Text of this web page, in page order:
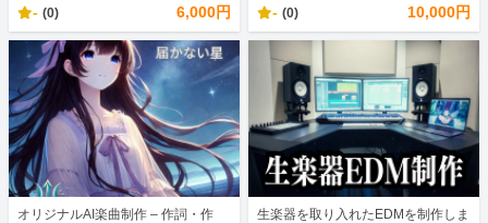
- (0) 6,000円 - (0) 10,000円
オリジナルAI楽曲制作 – 作詞・作
生楽器を取り入れたEDMを制作しま